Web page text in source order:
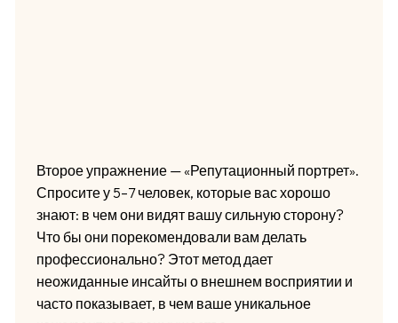
Второе упражнение — «Репутационный портрет».
Спросите у 5–7 человек, которые вас хорошо
знают: в чем они видят вашу сильную сторону?
Что бы они порекомендовали вам делать
профессионально? Этот метод дает
неожиданные инсайты о внешнем восприятии и
часто показывает, в чем ваше уникальное